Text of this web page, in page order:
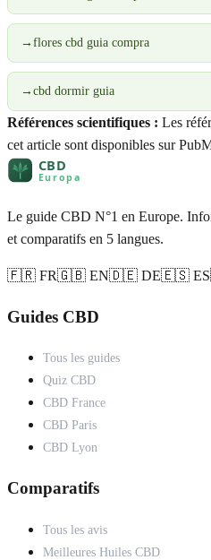
→ flores cbd guia compra
→ cbd dormir guia
Références scientifiques : Les
cet article sont disponibles sur
Le guide CBD N°1 en Europe.
et comparatifs en 5 langues.
🇫🇷 FR🇬🇧 EN🇩🇪 DE🇪🇸 ES
Guides CBD
Tous les guides
Quiz CBD
CBD France
CBD Paris
CBD Lyon
Comparatifs
Tous les avis
Meilleures Huiles CBD